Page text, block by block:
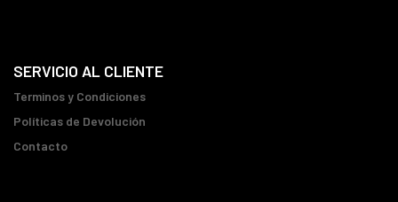
SERVICIO AL CLIENTE
Terminos y Condiciones
Políticas de Devolución
Contacto